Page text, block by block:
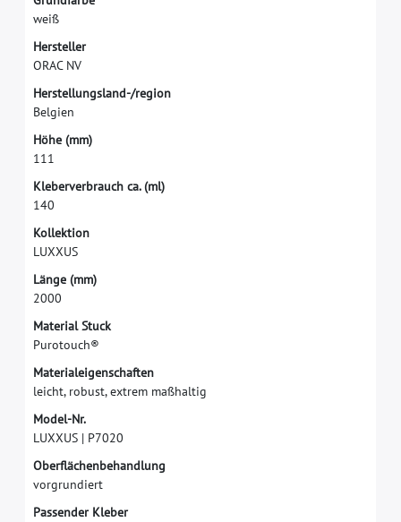
weiß
Hersteller
ORAC NV
Herstellungsland-/region
Belgien
Höhe (mm)
111
Kleberverbrauch ca. (ml)
140
Kollektion
LUXXUS
Länge (mm)
2000
Material Stuck
Purotouch®
Materialeigenschaften
leicht, robust, extrem maßhaltig
Model-Nr.
LUXXUS | P7020
Oberfächenbehandlung
vorgrundiert
Passender Kleber